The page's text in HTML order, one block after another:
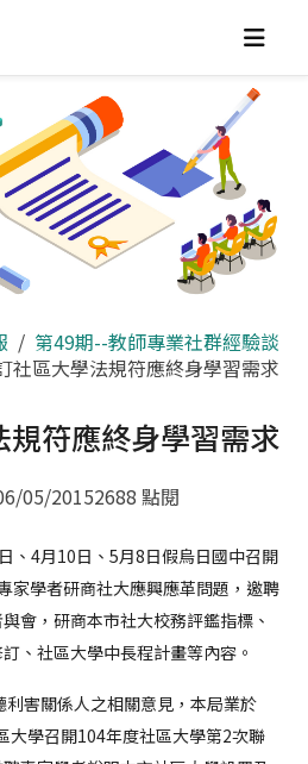
第49期--教師專業社群經驗談
社區大學法規符應終身學習需求
符應終身學習需求
05/20152688 點閱
、4月10日、5月8日假烏日國中召開
家學者研商社大應興應革問題，邀聘
會，研商本市社大校務評鑑指標、
、社區大學中長程計畫等內容。
害關係人之相關意見，本局業於
大學召開104年度社區大學第2次聯